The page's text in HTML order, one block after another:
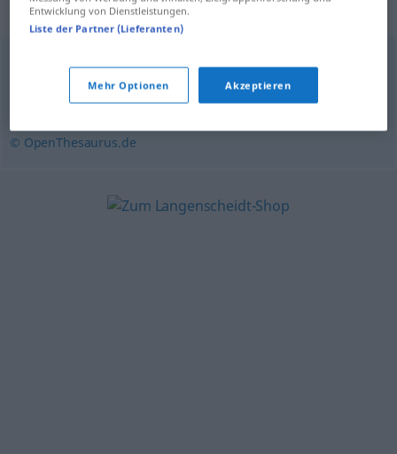
Synonyme für "Verschwendung"
Prasserei,Gepränge,Maßlosigkeit,Vergeudung
Unmäßigkeit,Verschleuderung (ugs.),Prunk,Luxus
© OpenThesaurus.de
Entwicklung von Dienstleistungen.
Liste der Partner (Lieferanten)
Mehr Optionen Akzeptieren